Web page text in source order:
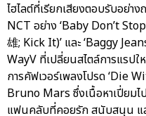
ไฮไลต์ที่เรียกเสียงตอบรับอย่า
NCT อย่าง ‘Baby Don’t
雄; Kick It)’ และ ‘Baggy
WayV ที่เปลี่ยนสไตล์การแรปใ
การคัฟเวอร์เพลงโปรด ‘Die
Bruno Mars ซึ่งเนื้อหาเปี่ยม
แฟนคลับที่คอยรัก สนับสนุน แล